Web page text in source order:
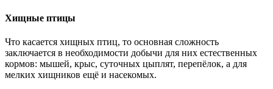
Хищные птицы
Что касается хищных птиц, то основная сложность
заключается в необходимости добычи для них естественных
кормов: мышей, крыс, суточных цыплят, перепёлок, а для
мелких хищников ещё и насекомых.